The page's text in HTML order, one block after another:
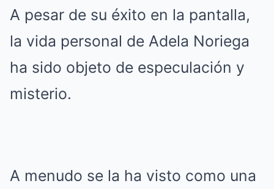
A pesar de su éxito en la pantalla,
la vida personal de Adela Noriega
ha sido objeto de especulación y
misterio.
A menudo se la ha visto como una